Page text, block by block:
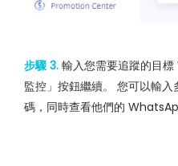
步驟 3. 輸入您需要追蹤的目
監控」按鈕繼續。 您可以輸
碼，同時查看他們的